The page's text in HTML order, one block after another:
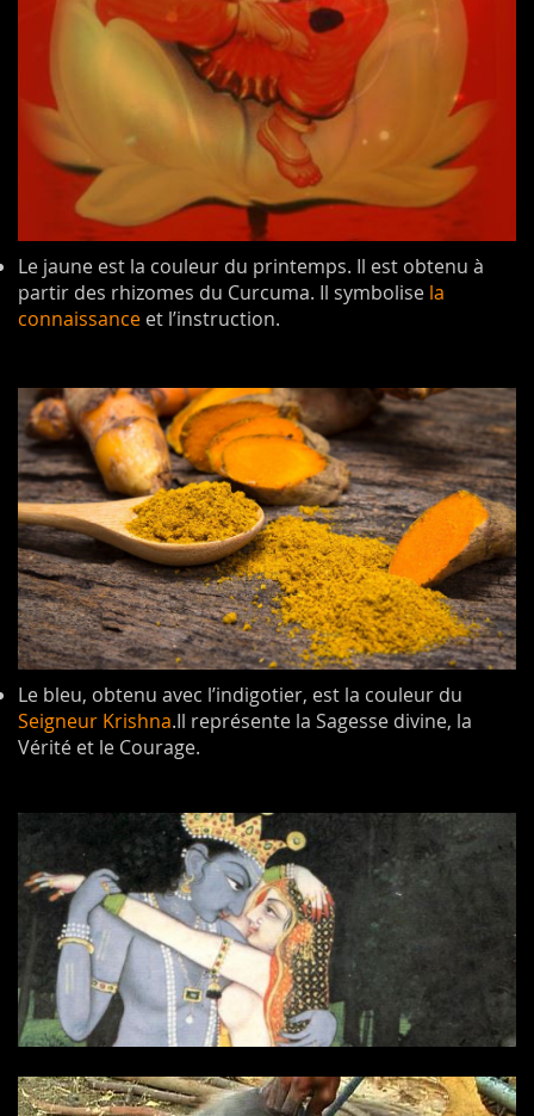
Le jaune est la couleur du printemps. Il est obtenu à
partir des rhizomes du Curcuma. Il symbolise la
connaissance et l’instruction.
Le bleu, obtenu avec l’indigotier, est la couleur du
Seigneur Krishna.Il représente la Sagesse divine, la
Vérité et le Courage.